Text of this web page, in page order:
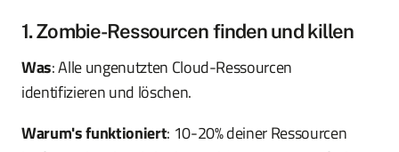
1. Zombie-Ressourcen finden und killen
Was: Alle ungenutzten Cloud-Ressourcen
identifizieren und löschen.
Warum's funktioniert: 10-20% deiner Ressourcen